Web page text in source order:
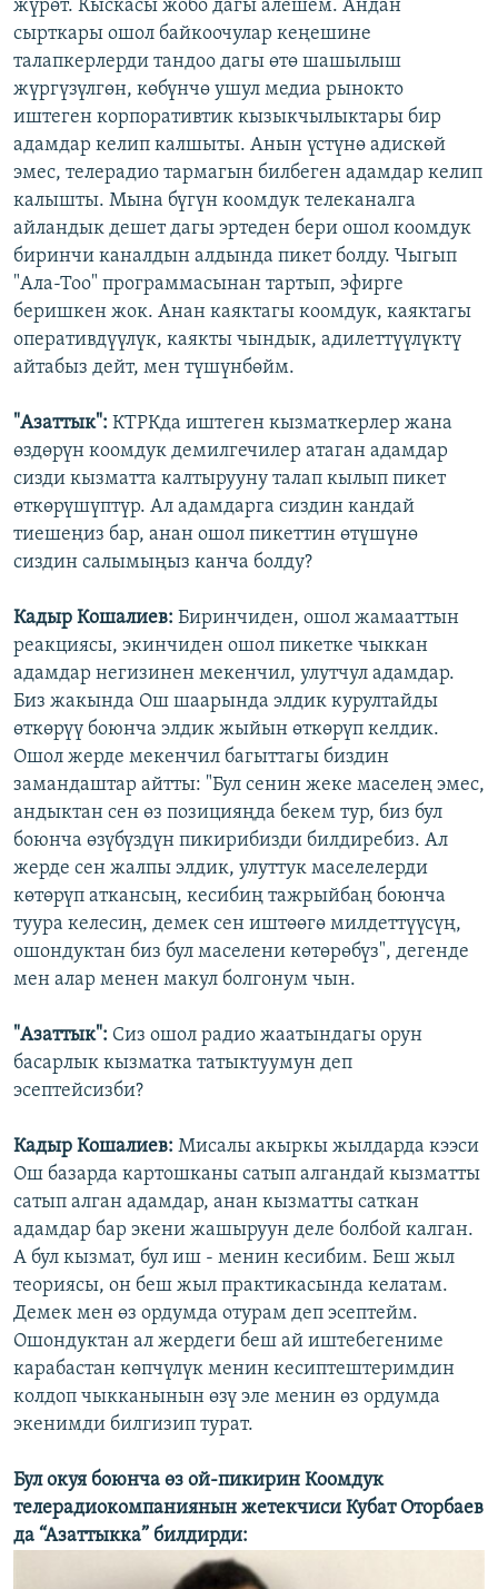
жүрөт. Кыскасы жобо дагы алешем. Андан
сырткары ошол байкоочулар кеңешине
талапкерлерди тандоо дагы өтө шашылыш
жүргүзүлгөн, көбүнчө ушул медиа рынокто
иштеген корпоративтик кызыкчылыктары бир
адамдар келип калшыты. Анын үстүнө адискөй
эмес, телерадио тармагын билбеген адамдар келип
калышты. Мына бүгүн коомдук телеканалга
айландык дешет дагы эртеден бери ошол коомдук
биринчи каналдын алдында пикет болду. Чыгып
"Ала-Тоо" программасынан тартып, эфирге
беришкен жок. Анан каяктагы коомдук, каяктагы
оперативдүүлүк, каякты чындык, адилеттүүлүктү
айтабыз дейт, мен түшүнбөйм.
"Азаттык": КТРКда иштеген кызматкерлер жана
өздөрүн коомдук демилгечилер атаган адамдар
сизди кызматта калтырууну талап кылып пикет
өткөрүшүптүр. Ал адамдарга сиздин кандай
тиешеңиз бар, анан ошол пикеттин өтүшүнө
сиздин салымыңыз канча болду?
Кадыр Кошалиев: Биринчиден, ошол жамааттын
реакциясы, экинчиден ошол пикетке чыккан
адамдар негизинен мекенчил, улутчул адамдар.
Биз жакында Ош шаарында элдик курултайды
өткөрүү боюнча элдик жыйын өткөрүп келдик.
Ошол жерде мекенчил багыттагы биздин
замандаштар айтты: "Бул сенин жеке маселең эмес,
андыктан сен өз позицияңда бекем тур, биз бул
боюнча өзүбүздүн пикирибизди билдиребиз. Ал
жерде сен жалпы элдик, улуттук маселелерди
көтөрүп аткансың, кесибиң тажрыйбаң боюнча
туура келесиң, демек сен иштөөгө милдеттүүсүң,
ошондуктан биз бул маселени көтөрөбүз", дегенде
мен алар менен макул болгонум чын.
"Азаттык": Сиз ошол радио жаатындагы орун
басарлык кызматка татыктуумун деп
эсептейсизби?
Кадыр Кошалиев: Мисалы акыркы жылдарда кээси
Ош базарда картошканы сатып алгандай кызматты
сатып алган адамдар, анан кызматты саткан
адамдар бар экени жашыруун деле болбой калган.
А бул кызмат, бул иш - менин кесибим. Беш жыл
теориясы, он беш жыл практикасында келатам.
Демек мен өз ордумда отурам деп эсептейм.
Ошондуктан ал жердеги беш ай иштебегениме
карабастан көпчүлүк менин кесиптештеримдин
колдоп чыкканынын өзү эле менин өз ордумда
экенимди билгизип турат.
Бул окуя боюнча өз ой-пикирин Коомдук
телерадиокомпаниянын жетекчиси Кубат Оторбаев
да “Азаттыкка” билдирди: